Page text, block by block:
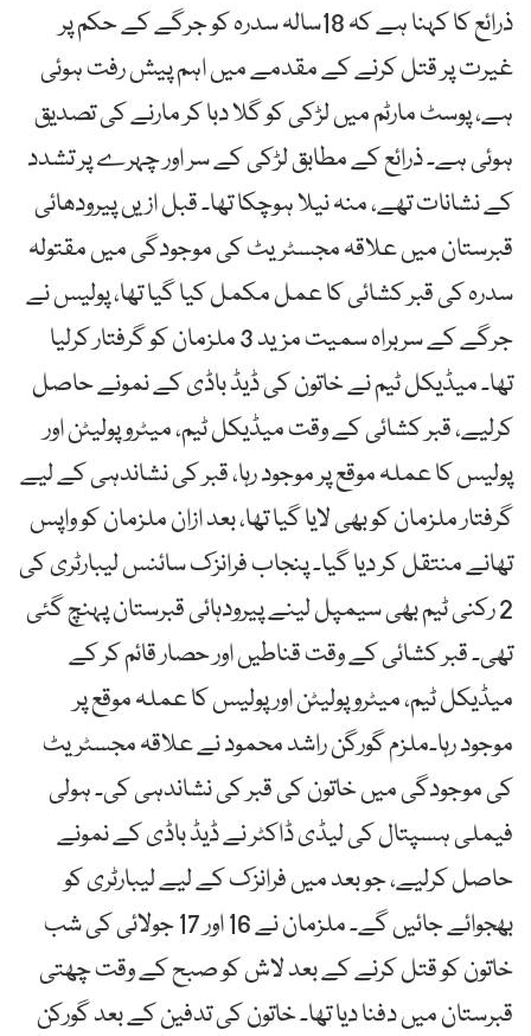
ذرائع کا کہنا ہے کہ 18سالہ سدرہ کو جرگے کے حکم پر
غیرت پر قتل کرنے کے مقدمے میں اہم پیش رفت ہوئی
ہے، پوسٹ مارٹم میں لڑکی کو گلا دبا کر مارنے کی تصدیق
ہوئی ہے۔ ذرائع کے مطابق لڑکی کے سر اور چہرے پر تشدد
کے نشانات تھے، منہ نیلا ہوچکا تھا۔ قبل ازیں پیرودھائی
قبرستان میں علاقہ مجسٹریٹ کی موجودگی میں مقتولہ
سدرہ کی قبر کشائی کا عمل مکمل کیا گیا تھا، پولیس نے
جرگے کے سربراہ سمیت مزید 3 ملزمان کو گرفتار کرلیا
تھا۔ میڈیکل ٹیم نے خاتون کی ڈیڈ باڈی کے نمونے حاصل
کرلیے، قبر کشائی کے وقت میڈیکل ٹیم، میٹرو پولیٹن اور
پولیس کا عملہ موقع پر موجود رہا، قبر کی نشاندہی کے لیے
گرفتار ملزمان کو بھی لایا گیا تھا، بعد ازان ملزمان کو واپس
تھانے منتقل کر دیا گیا۔ پنجاب فرانزک سائنس لیبارٹری کی
2 رکنی ٹیم بھی سیمپل لینے پیرودہائی قبرستان پہنچ گئی
تھی۔ قبر کشائی کے وقت قناطیں اور حصار قائم کر کے
میڈیکل ٹیم، میٹرو پولیٹن اور پولیس کا عملہ موقع پر
موجود رہا۔ملزم گورگن راشد محمود نے علاقہ مجسٹریٹ
کی موجودگی میں خاتون کی قبر کی نشاندہی کی۔ ہولی
فیملی ہسپتال کی لیڈی ڈاکٹر نے ڈیڈ باڈی کے نمونے
حاصل کرلیے، جو بعد میں فرانزک کے لیے لیبارٹری کو
بھجوائے جائیں گے۔ ملزمان نے 16 اور 17 جولائی کی شب
خاتون کو قتل کرنے کے بعد لاش کو صبح کے وقت چھتی
قبرستان میں دفنا دیا تھا۔ خاتون کی تدفین کے بعد گورکن